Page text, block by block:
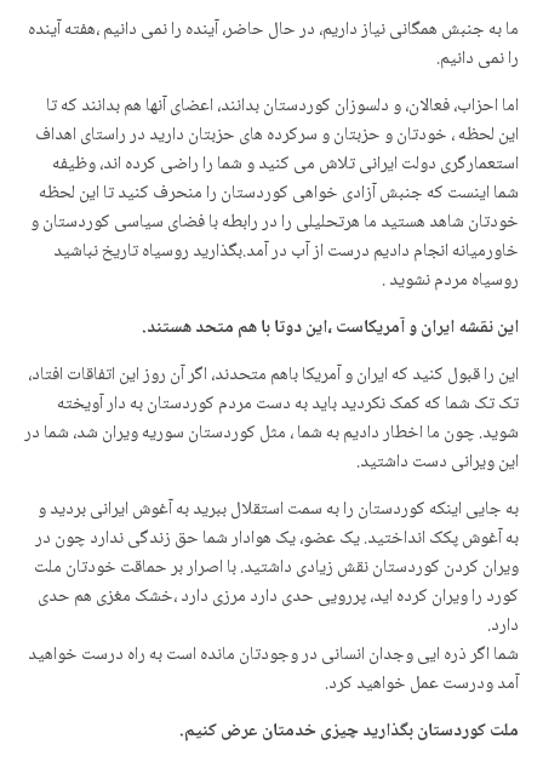
ما به جنبش همگانی نیاز داریم، در حال حاضر، آینده را نمی دانیم ،هفته آینده
را نمی دانیم.
اما احزاب، فعالان، و دلسوزان کوردستان بدانند، اعضای آنها هم بدانند که تا
این لحظه ، خودتان و حزبتان و سرکرده های حزبتان دارید در راستای اهداف
استعمارگری دولت ایرانی تلاش می کنید و شما را راضی کرده اند، وظیفه
شما اینست که جنبش آزادی خواهی کوردستان را منحرف کنید تا این لحظه
خودتان شاهد هستید ما هرتحلیلی را در رابطه با فضای سیاسی کوردستان و
خاورمیانه انجام دادیم درست از آب در آمد.بگذارید روسیاه تاریخ نباشید
روسیاه مردم نشوید .
این نقشه ایران و آمریکاست ،این دوتا با هم متحد هستند.
این را قبول کنید که ایران و آمریکا باهم متحدند، اگر آن روز این اتفاقات افتاد،
تک تک شما که کمک نکردید باید به دست مردم کوردستان به دار آویخته
شوید. چون ما اخطار دادیم به شما ، مثل کوردستان سوریه ویران شد، شما در
این ویرانی دست داشتید.
به جایی اینکه کوردستان را به سمت استقلال ببرید به آغوش ایرانی بردید و
به آغوش پکک انداختید. یک عضو، یک هوادار شما حق زندگی ندارد چون در
ویران کردن کوردستان نقش زیادی داشتید. با اصرار بر حماقت خودتان ملت
کورد را ویران کرده اید، پررویی حدی دارد مرزی دارد ،خشک مغزی هم حدی
دارد.
شما اگر ذره ایی وجدان انسانی در وجودتان مانده است به راه درست خواهید
آمد ودرست عمل خواهید کرد.
ملت کوردستان بگذارید چیزی خدمتان عرض کنیم.